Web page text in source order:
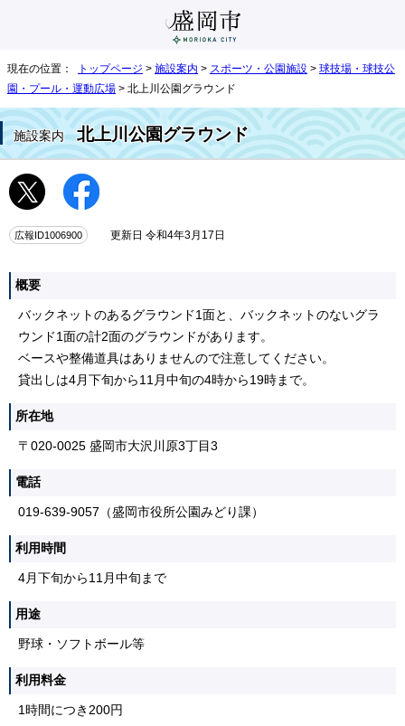
現在の位置： トップページ > 施設案内 > スポーツ・公園施設 > 球技場・球技公
園・プール・運動広場 > 北上川公園グラウンド
施設案内北上川公園グラウンド
広報ID1006900 更新日 令和4年3月17日
概要
バックネットのあるグラウンド1面と、バックネットのないグラ
ウンド1面の計2面のグラウンドがあります。
ベースや整備道具はありませんので注意してください。
貸出しは4月下旬から11月中旬の4時から19時まで。
所在地
〒020-0025 盛岡市大沢川原3丁目3
電話
019-639-9057（盛岡市役所公園みどり課）
利用時間
4月下旬から11月中旬まで
用途
野球・ソフトボール等
利用料金
1時間につき200円